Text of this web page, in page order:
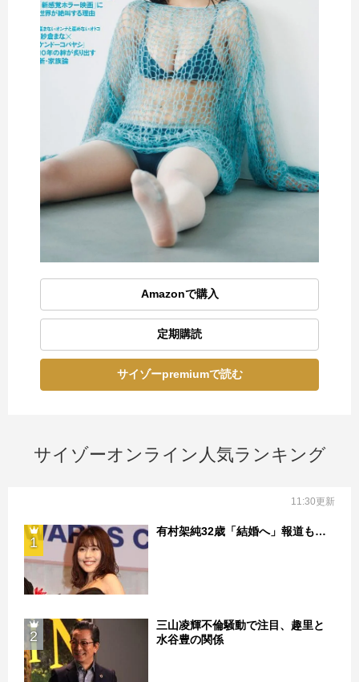
Amazonで購入
定期購読
サイゾーpremiumで読む
サイゾーオンライン人気ランキング
11:30更新
1
有村架純32歳「結婚へ」報道も…
2
三山凌輝不倫騒動で注目、趣里と
水谷豊の関係